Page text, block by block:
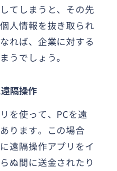
てしまうと、その先
人情報を抜き取られ
れば、企業に対する
うでしょう。
隔操作
を使って、PCを遠
ります。この場合
遠隔操作アプリをイ
ぬ間に送金されたり